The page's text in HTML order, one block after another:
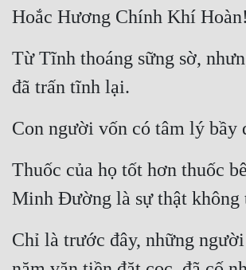
Hoắc Hương Chính Khí Hoàn!
Từ Tĩnh thoáng sững sờ,
đã trấn tĩnh lại.
Con người vốn có tâm lý bầy
Thuốc của họ tốt hơn thuốc
Minh Đường là sự thật không
Chỉ là trước đây, những